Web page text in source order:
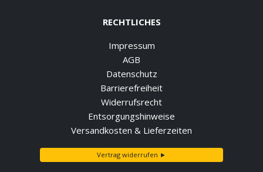
RECHTLICHES
Impressum
AGB
Datenschutz
Barrierefreiheit
Widerrufsrecht
Entsorgungshinweise
Versandkosten & Lieferzeiten
Vertrag widerrufen ►